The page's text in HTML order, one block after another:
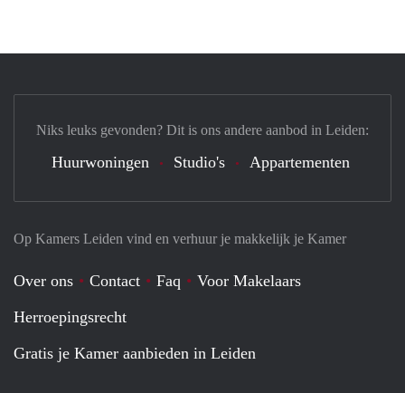
Op Kamers Leiden vind en verhuur je makkelijk je Kamer
Over ons Contact Faq
Voor Makelaars
Herroepingsrecht
Gratis je Kamer aanbieden in Leiden
Niks leuks gevonden? Dit is ons andere aanbod in Leiden:
Huurwoningen Studio's Appartementen